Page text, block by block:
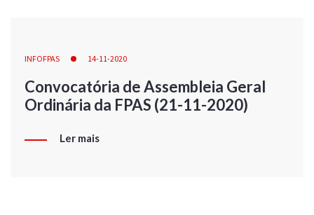
INFOFPAS 14-11-2020
Convocatória de Assembleia Geral
Ordinária da FPAS (21-11-2020)
Ler mais